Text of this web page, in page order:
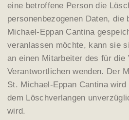
eine betroffene Person die
personenbezogenen Daten, die
Michael-Eppan Cantina
veranlassen möchte, kann sie
an einen Mitarbeiter des für die
Verantwortlichen wenden. Der
St. Michael-Eppan Cantina
dem Löschverlangen
wird.